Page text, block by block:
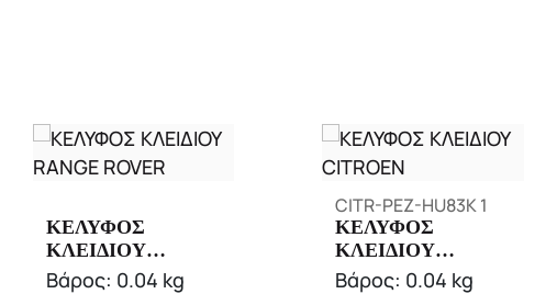
ΚΕΛΥΦΟΣ
ΚΛΕΙΔΙΟΥ
RANGE ROVER
Βάρος: 0.04 kg
CITR-PEZ-HU83K 1
ΚΕΛΥΦΟΣ
ΚΛΕΙΔΙΟΥ
CITROEN
Βάρος: 0.04 kg